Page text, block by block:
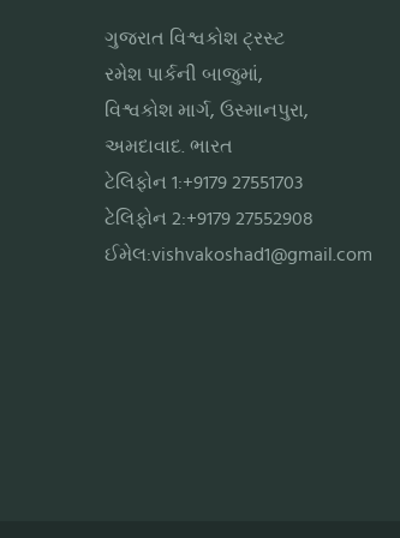
ગુજરાત વિશ્વકોશ ટ્રસ્ટ
રમેશ પાર્કની બાજુમાં,
વિશ્વકોશ માર્ગ, ઉસ્માનપુરા,
અમદાવાદ. ભારત
ટેલિફોન 1:+9179 27551703
ટેલિફોન 2:+9179 27552908
ઈમેલ:vishvakoshad1@gmail.com